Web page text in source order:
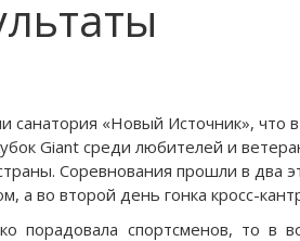
«Новый Источник», что
Giant среди любителей и
Соревнования прошли в два
а во второй день гонка кросс-
порадовала спортсменов, то в